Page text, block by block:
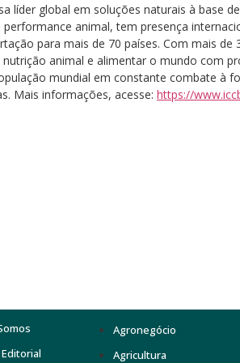
líder global em soluções naturais à base
performance animal, tem presença
para mais de 70 países. Com mais
animal e alimentar o mundo com
mundial em constante combate à
Mais informações, acesse: https://
Agronegócio
Agricultura